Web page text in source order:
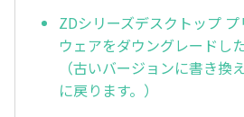
ZDシリーズデスクトップ
ウェアをダウングレードし
（古いバージョンに書き換
に戻ります。）